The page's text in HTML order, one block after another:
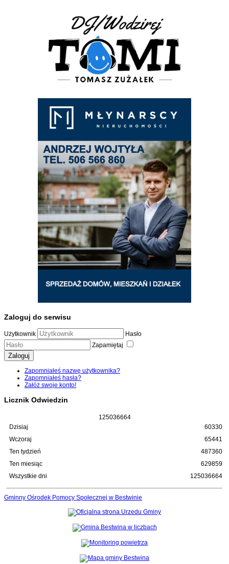
Zaloguj do serwisu
Użytkownik
Hasło
Zapamiętaj
Zaloguj
Zapomniałeś nazwę użytkownika?
Zapomniałeś hasła?
Załóż swoje konto!
Licznik Odwiedzin
125036664
Dzisiaj
Wczoraj
Ten tydzień
Ten miesiąc
Wszystkie dni
60330
65441
487360
629859
125036664
Gminny Ośrodek Pomocy Społecznej w Bestwinie